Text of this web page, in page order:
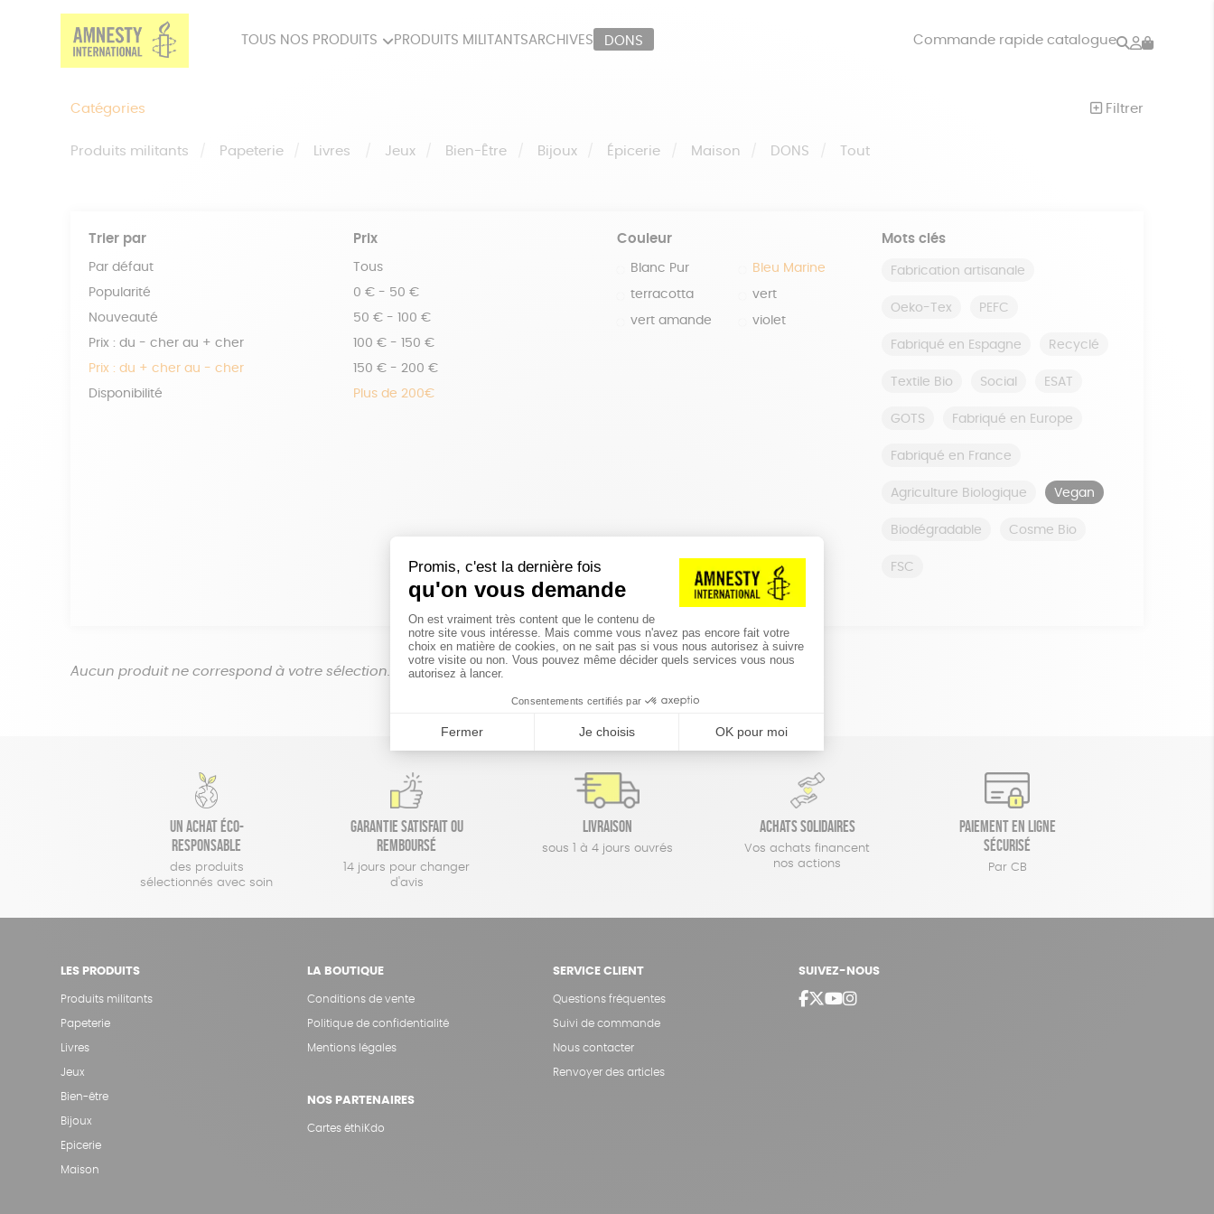
TOUS NOS PRODUITS PRODUITS MILITANTSARCHIVES DONS Commande rapide catalogue Rechercher
Mon
Catégories Filtrer
Produits militants Papeterie Livres Jeux Bien-Être Bijoux Épicerie Maison DONS Tout
Trier par
Par défaut
Popularité
Nouveauté
Prix : du - cher au + cher
Prix : du + cher au - cher
Disponibilité
Prix
Tous
0 € - 50 €
50 € - 100 €
100 € - 150 €
150 € - 200 €
Plus de 200€
Couleur
Blanc Pur Bleu Marine
terracotta vert
vert amande violet
Mots clés
Fabrication artisanale
Oeko-Tex PEFC
Fabriqué en Espagne Recyclé
Textile Bio Social ESAT
GOTS Fabriqué en Europe
Fabriqué en France
Agriculture Biologique Vegan
Biodégradable Cosme Bio
FSC
réinitialiser les filtres
Aucun produit ne correspond à votre sélection.
Un achat éco-
responsable
des produits
sélectionnés avec soin
Garantie satisfait ou
remboursé
14 jours pour changer
d'avis
Livraison
sous 1 à 4 jours ouvrés
Achats solidaires
Vos achats financent
nos actions
Paiement en ligne
sécurisé
Par CB
LES PRODUITS
Produits militants
Papeterie
Livres
Jeux
Bien-être
Bijoux
Epicerie
Maison
LA BOUTIQUE
Conditions de vente
Politique de confidentialité
Mentions légales
NOS PARTENAIRES
Cartes éthiKdo
SERVICE CLIENT
Questions fréquentes
Suivi de commande
Nous contacter
Renvoyer des articles
SUIVEZ-NOUS